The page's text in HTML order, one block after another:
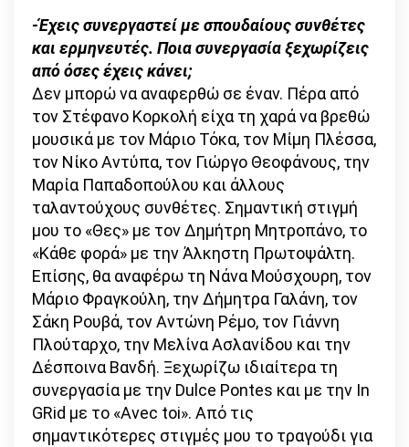
-Έχεις συνεργαστεί με σπουδαίους συνθέτες
και ερμηνευτές. Ποια συνεργασία ξεχωρίζεις
από όσες έχεις κάνει;
Δεν μπορώ να αναφερθώ σε έναν. Πέρα από
τον Στέφανο Κορκολή είχα τη χαρά να βρεθώ
μουσικά με τον Μάριο Τόκα, τον Μίμη Πλέσσα,
τον Νίκο Αντύπα, τον Γιώργο Θεοφάνους, την
Μαρία Παπαδοπούλου και άλλους
ταλαντούχους συνθέτες. Σημαντική στιγμή
μου το «Θες» με τον Δημήτρη Μητροπάνο, το
«Κάθε φορά» με την Άλκηστη Πρωτοψάλτη.
Επίσης, θα αναφέρω τη Νάνα Μούσχουρη, τον
Μάριο Φραγκούλη, την Δήμητρα Γαλάνη, τον
Σάκη Ρουβά, τον Αντώνη Ρέμο, τον Γιάννη
Πλούταρχο, την Μελίνα Ασλανίδου και την
Δέσποινα Βανδή. Ξεχωρίζω ιδιαίτερα τη
συνεργασία με την Dulce Pontes και με την In
GRid με το «Avec toi». Από τις
σημαντικότερες στιγμές μου το τραγούδι για